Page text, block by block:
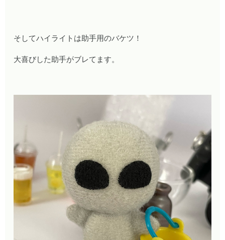
そしてハイライトは助手用のバケツ！
大喜びした助手がブレてます。